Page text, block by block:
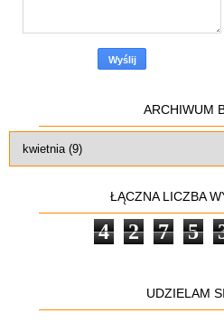
ARCHIWUM
ŁĄCZNA LICZBA
4 2 7 5
UDZIELAM